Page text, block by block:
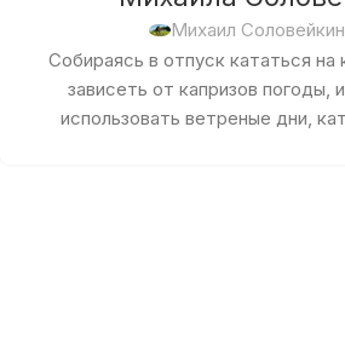
Михаил Соловейкин
Собираясь в отпуск кататься на
зависеть от капризов погоды,
использовать ветреные дни,